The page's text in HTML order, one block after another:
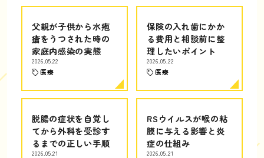
父親が子供から水疱
瘡をうつされた時の
家庭内感染の実態
2026.05.22
医療
保険の入れ歯にかか
る費用と相談前に整
理したいポイント
2026.05.22
医療
脱腸の症状を自覚し
てから外科を受診す
るまでの正しい手順
2026.05.21
RSウイルスが喉の粘
膜に与える影響と炎
症の仕組み
2026.05.21